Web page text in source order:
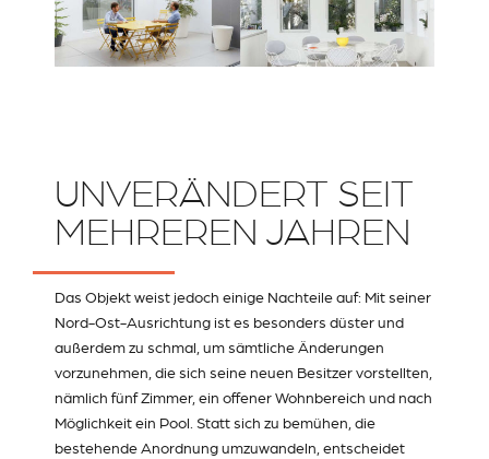
UNVERÄNDERT SEIT
MEHREREN JAHREN
Das Objekt weist jedoch einige Nachteile auf: Mit seiner
Nord-Ost-Ausrichtung ist es besonders düster und
außerdem zu schmal, um sämtliche Änderungen
vorzunehmen, die sich seine neuen Besitzer vorstellten,
nämlich fünf Zimmer, ein offener Wohnbereich und nach
Möglichkeit ein Pool. Statt sich zu bemühen, die
bestehende Anordnung umzuwandeln, entscheidet